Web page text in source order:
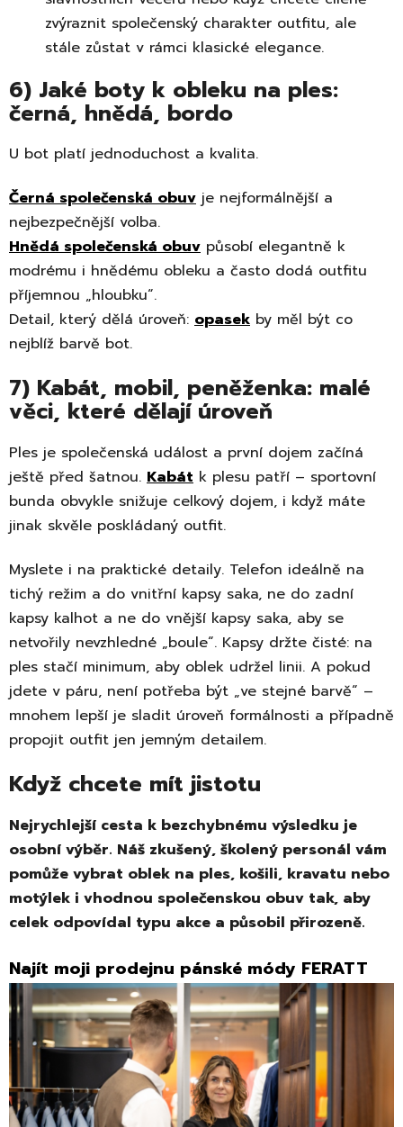
zvýraznit společenský charakter outfitu, ale
stále zůstat v rámci klasické elegance.
6) Jaké boty k obleku na ples:
černá, hnědá, bordo
U bot platí jednoduchost a kvalita.
Černá společenská obuv je nejformálnější a
nejbezpečnější volba.
Hnědá společenská obuv působí elegantně k
modrému i hnědému obleku a často dodá outfitu
příjemnou „hloubku“.
Detail, který dělá úroveň: opasek by měl být co
nejblíž barvě bot.
7) Kabát, mobil, peněženka: malé
věci, které dělají úroveň
Ples je společenská událost a první dojem začíná
ještě před šatnou. Kabát k plesu patří – sportovní
bunda obvykle snižuje celkový dojem, i když máte
jinak skvěle poskládaný outfit.
Myslete i na praktické detaily. Telefon ideálně na
tichý režim a do vnitřní kapsy saka, ne do zadní
kapsy kalhot a ne do vnější kapsy saka, aby se
netvořily nevzhledné „boule“. Kapsy držte čisté: na
ples stačí minimum, aby oblek udržel linii. A pokud
jdete v páru, není potřeba být „ve stejné barvě“ –
mnohem lepší je sladit úroveň formálnosti a případně
propojit outfit jen jemným detailem.
Když chcete mít jistotu
Nejrychlejší cesta k bezchybnému výsledku je
osobní výběr. Náš zkušený, školený personál vám
pomůže vybrat oblek na ples, košili, kravatu nebo
motýlek i vhodnou společenskou obuv tak, aby
celek odpovídal typu akce a působil přirozeně.
Najít moji prodejnu pánské módy FERATT